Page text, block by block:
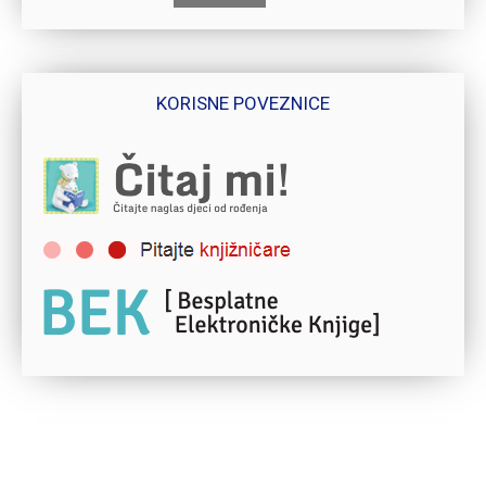
KORISNE POVEZNICE